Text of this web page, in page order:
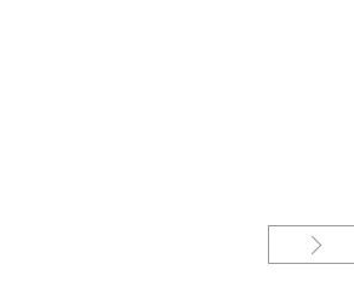
。
のデザインとは、ダイヤモンドの輝きを最大限
のため、プラチナやK18の素材の露出を少なく
かれるデザインを心がけ、ダイヤモンドの魅力